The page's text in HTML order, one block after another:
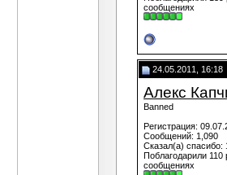
сообщениях
24.05.2011, 16:18
Алекс
Banned
Регистрация:
Сообщений: 1,090
Сказал(а) спасибо:
Поблагодарили 110
сообщениях